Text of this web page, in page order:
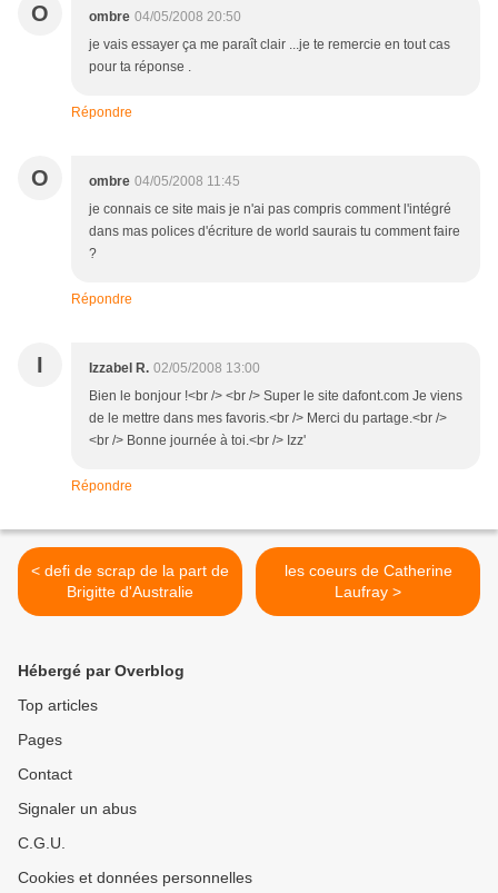
O ombre 04/05/2008 20:50
je vais essayer ça me paraît clair ...je te remercie en tout cas
pour ta réponse .
Répondre
O ombre 04/05/2008 11:45
je connais ce site mais je n'ai pas compris comment l'intégré
dans mas polices d'écriture de world saurais tu comment faire
?
Répondre
I Izzabel R. 02/05/2008 13:00
Bien le bonjour !<br /> <br /> Super le site dafont.com Je viens
de le mettre dans mes favoris.<br /> Merci du partage.<br />
<br /> Bonne journée à toi.<br /> Izz'
Répondre
< defi de scrap de la part de
Brigitte d'Australie
les coeurs de Catherine
Laufray >
Hébergé par Overblog
Top articles
Pages
Contact
Signaler un abus
C.G.U.
Cookies et données personnelles